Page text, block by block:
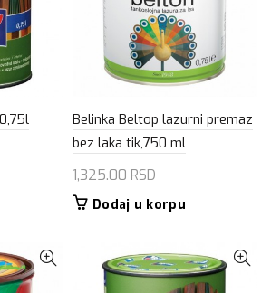
Belinka Beltop lazurni premaz
bez laka tik,750 ml
1,325.00 RSD
Dodaj u korpu